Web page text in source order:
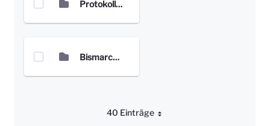
Protokolle Prozessgruppe
Bismarckplatz
40 Einträge
Pro Seite